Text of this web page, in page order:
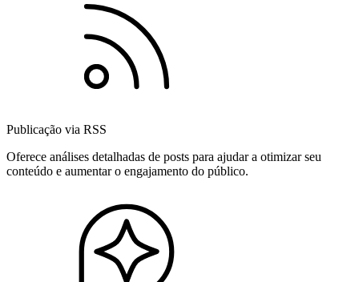
Publicação via RSS
Oferece análises detalhadas de posts para ajudar a otimizar seu
conteúdo e aumentar o engajamento do público.